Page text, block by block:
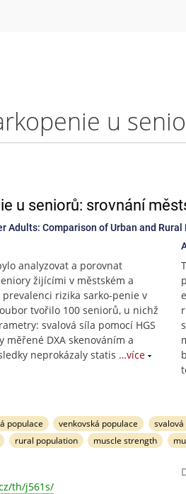
u seniorů: srovnání
Adults: Comparison of Urban and
analyzovat a porovnat
žijícími v městském a
rizika sarko-penie v
tvořilo 100 seniorů, u nichž
svalová síla pomocí HGS
měřené DXA skenováním a
neprokázaly statis …více
populace venkovská populace svalová
rural population muscle strength
th/j561s/